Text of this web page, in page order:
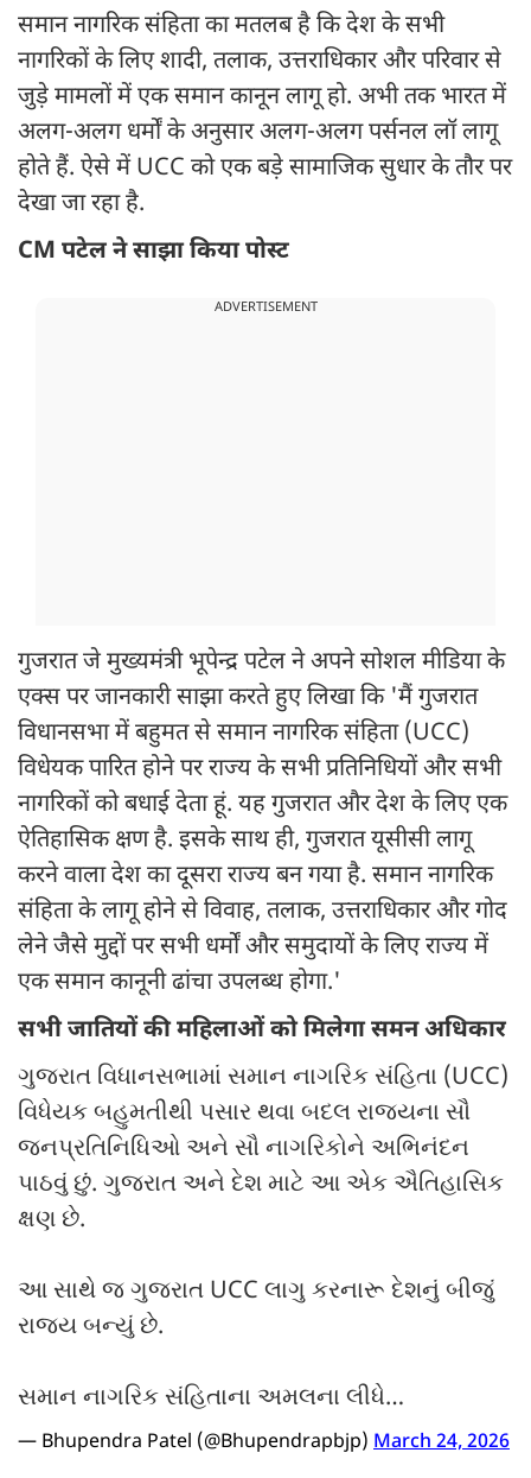
समान नागरिक संहिता का मतलब है कि देश के सभी
नागरिकों के लिए शादी, तलाक, उत्तराधिकार और परिवार से
जुड़े मामलों में एक समान कानून लागू हो. अभी तक भारत में
अलग-अलग धर्मों के अनुसार अलग-अलग पर्सनल लॉ लागू
होते हैं. ऐसे में UCC को एक बड़े सामाजिक सुधार के तौर पर
देखा जा रहा है.
CM पटेल ने साझा किया पोस्ट
ADVERTISEMENT
गुजरात जे मुख्यमंत्री भूपेन्द्र पटेल ने अपने सोशल मीडिया के
एक्स पर जानकारी साझा करते हुए लिखा कि 'मैं गुजरात
विधानसभा में बहुमत से समान नागरिक संहिता (UCC)
विधेयक पारित होने पर राज्य के सभी प्रतिनिधियों और सभी
नागरिकों को बधाई देता हूं. यह गुजरात और देश के लिए एक
ऐतिहासिक क्षण है. इसके साथ ही, गुजरात यूसीसी लागू
करने वाला देश का दूसरा राज्य बन गया है. समान नागरिक
संहिता के लागू होने से विवाह, तलाक, उत्तराधिकार और गोद
लेने जैसे मुद्दों पर सभी धर्मों और समुदायों के लिए राज्य में
एक समान कानूनी ढांचा उपलब्ध होगा.'
सभी जातियों की महिलाओं को मिलेगा समन अधिकार
ગુજરાત વિધાનસભામાં સમાન નાગરિક સંહિતા (UCC)
વિધેયક બહુમતીથી પસાર થવા બદલ રાજ્યના સૌ
જનપ્રતિનિધિઓ અને સૌ નાગરિકોને અભિનંદન
પાઠવું છું. ગુજરાત અને દેશ માટે આ એક ઐતિહાસિક
ક્ષણ છે.
આ સાથે જ ગુજરાત UCC લાગુ કરનારૂ દેશનું બીજું
રાજ્ય બન્યું છે.
સમાન નાગરિક સંહિતાના અમલના લીધે…
— Bhupendra Patel (@Bhupendrapbjp) March 24, 2026